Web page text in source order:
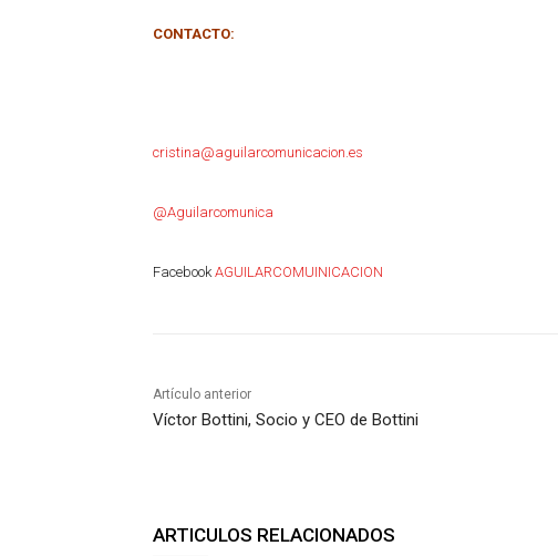
CONTACTO:
cristina@aguilarcomunicacion.es
@Aguilarcomunica
Facebook AGUILARCOMUINICACION
Artículo anterior
Víctor Bottini, Socio y CEO de Bottini
ARTICULOS RELACIONADOS